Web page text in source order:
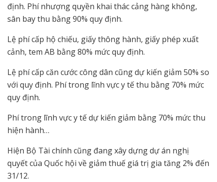
định. Phí nhượng quyền khai thác cảng hàng không,
sân bay thu bằng 90% quy định.
Lệ phí cấp hộ chiếu, giấy thông hành, giấy phép xuất
cảnh, tem AB bằng 80% mức quy định.
Lệ phí cấp căn cước công dân cũng dự kiến giảm 50% so
với quy định. Phí trong lĩnh vực y tế thu bằng 70% mức
quy định.
Phí trong lĩnh vực y tế dự kiến giảm bằng 70% mức thu
hiện hành…
Hiện Bộ Tài chính cũng đang xây dựng dự án nghị
quyết của Quốc hội về giảm thuế giá trị gia tăng 2% đến
31/12.